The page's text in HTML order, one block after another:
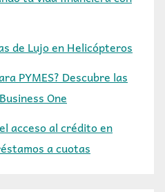
de Lujo en Helicópteros
PYMES? Descubre las
One
acceso al crédito en
a cuotas